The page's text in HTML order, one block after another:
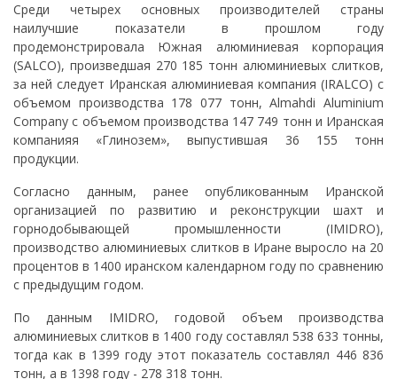
Среди четырех основных производителей страны
наилучшие показатели в прошлом году
продемонстрировала Южная алюминиевая корпорация
(SALCO), произведшая 270 185 тонн алюминиевых слитков,
за ней следует Иранская алюминиевая компания (IRALCO) с
объемом производства 178 077 тонн, Almahdi Aluminium
Company с объемом производства 147 749 тонн и Иранская
компанияя «Глинозем», выпустившая 36 155 тонн
продукции.
Согласно данным, ранее опубликованным Иранской
организацией по развитию и реконструкции шахт и
горнодобывающей промышленности (IMIDRO),
производство алюминиевых слитков в Иране выросло на 20
процентов в 1400 иранском календарном году по сравнению
с предыдущим годом.
По данным IMIDRO, годовой объем производства
алюминиевых слитков в 1400 году составлял 538 633 тонны,
тогда как в 1399 году этот показатель составлял 446 836
тонн, а в 1398 году - 278 318 тонн.